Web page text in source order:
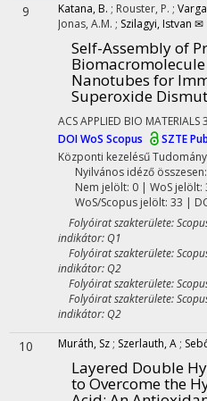
9 Katana, B. ; Rouster, P. ;
Jonas, A.M. ; Szilagyi, Istvan ✉
Self-Assembly of
Nanotubes for
Superoxide
ACS APPLIED BIO MATERIALS3
DOIWoS Scopus
SZTE
Központi kezelésű
Nyilvános idéző
Nem jelölt: 0 | WoS
WoS/Scopus jelölt: 33 |
Folyóirat szakterülete:
indikátor: Q1
Folyóirat szakterülete:
indikátor: Q2
Folyóirat szakterülete:
Folyóirat szakterülete:
indikátor: Q2
10 Muráth, Sz ; Szerlauth, A ;
Layered Double
to Overcome the